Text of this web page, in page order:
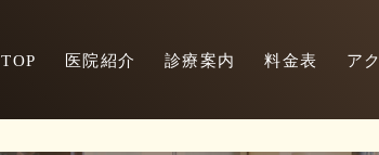
TOP 医院紹介 診療案内 料金表 ア